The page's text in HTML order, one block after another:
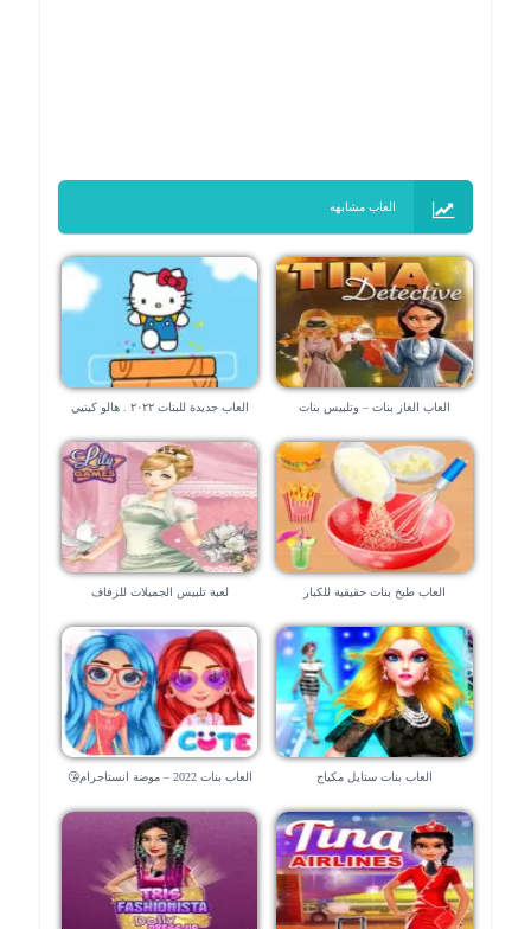
العاب مشابهه
العاب الغاز بنات – وتلبيس بنات العاب جديدة للبنات ٢٠٢٢ . هالو كيتيي
العاب طبخ بنات حقيقية للكبار لعبة تلبيس الجميلات للزفاف
العاب بنات ستايل مكياج
العاب بنات 2022 – موضة انستاجرام😘